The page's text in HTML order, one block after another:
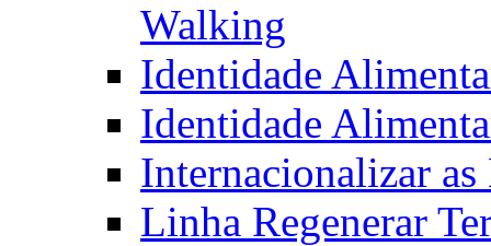
Walking
Identidade
Identidade
Internacionalizar
Linha Regenerar